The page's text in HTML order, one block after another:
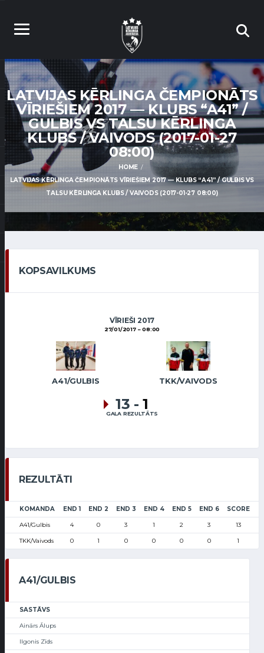
LATVIJAS KĒRLINGA ČEMPIONĀTS
VĪRIEŠIEM 2017 — KLUBS “A41” /
GULBIS VS TALSU KĒRLINGA
KLUBS / VAIVODS (2017-01-27
08:00)
HOME
LATVIJAS KĒRLINGA ČEMPIONĀTS VĪRIEŠIEM 2017 — KLUBS “A41” / GULBIS VS
TALSU KĒRLINGA KLUBS / VAIVODS (2017-01-27 08:00)
KOPSAVILKUMS
VĪRIEŠI 2017
27/01/2017 08:00
A41/GULBIS TKK/VAIVODS
13 - 1
GALA REZULTĀTS
REZULTĀTI
KOMANDA END 1 END 2 END 3 END 4 END 5 END 6 SCORE
A41/Gulbis 4 0 3 1 2 3 13
TKK/Vaivods 0 1 0 0 0 0 1
A41/GULBIS
SASTĀVS
Ainārs Ālups
Ilgonis Zīds